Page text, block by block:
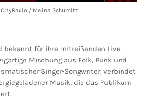
CityRadio / Melina Schumitz
bekannt für ihre mitreißenden Live-
Mischung aus Folk, Punk und
Singer-Songwriter, verbindet
Musik, die das Publikum